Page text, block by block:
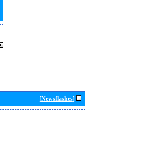
[Newsflashes]